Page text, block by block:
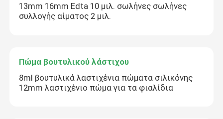
13mm 16mm Edta 10 μιλ. σωλήνες σωλήνες
συλλογής αίματος 2 μιλ.
Πώμα βουτυλικού λάστιχου
8ml βουτυλικά λαστιχένια πώματα σιλικόνης
12mm λαστιχένιο πώμα για τα φιαλίδια